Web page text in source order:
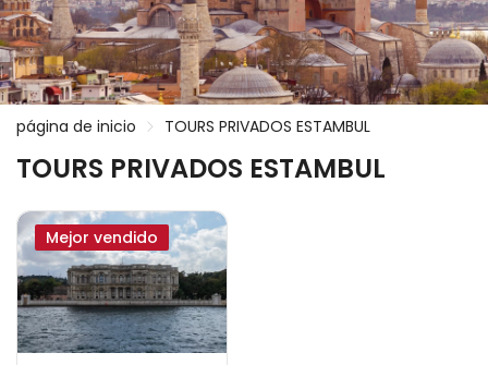
página de inicio TOURS PRIVADOS ESTAMBUL
TOURS PRIVADOS ESTAMBUL
Mejor vendido